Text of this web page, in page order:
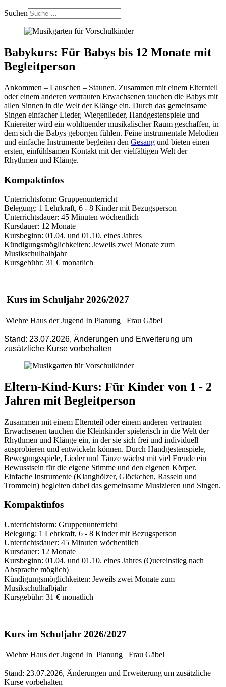
Suchen
Babykurs: Für Babys bis 12 Monate mit
Begleitperson
Ankommen – Lauschen – Staunen. Zusammen mit einem Elternteil
oder einem anderen vertrauten Erwachsenen tauchen die Babys mit
allen Sinnen in die Welt der Klänge ein. Durch das gemeinsame
Singen einfacher Lieder, Wiegenlieder, Handgestenspiele und
Kniereiter wird ein wohltuender musikalischer Raum geschaffen, in
dem sich die Babys geborgen fühlen. Feine instrumentale Melodien
und einfache Instrumente begleiten den Gesang und bieten einen
ersten, einfühlsamen Kontakt mit der vielfältigen Welt der
Rhythmen und Klänge.
Kompaktinfos
Unterrichtsform: Gruppenunterricht
Belegung: 1 Lehrkraft, 6 - 8 Kinder mit Bezugsperson
Unterrichtsdauer: 45 Minuten wöchentlich
Kursdauer: 12 Monate
Kursbeginn: 01.04. und 01.10. eines Jahres
Kündigungsmöglichkeiten: Jeweils zwei Monate zum
Musikschulhalbjahr
Kursgebühr: 31 € monatlich
Kurs im Schuljahr 2026/2027
Wiehre Haus der Jugend In Planung Frau Gäbel
Stand: 23.07.2026, Änderungen und Erweiterung um
zusätzliche Kurse vorbehalten
Eltern-Kind-Kurs: Für Kinder von 1 - 2
Jahren mit Begleitperson
Zusammen mit einem Elternteil oder einem anderen vertrauten
Erwachsenen tauchen die Kleinkinder spielerisch in die Welt der
Rhythmen und Klänge ein, in der sie sich frei und individuell
ausprobieren und entwickeln können. Durch Handgestenspiele,
Bewegungsspiele, Lieder und Tänze wächst mit viel Freude ein
Bewusstsein für die eigene Stimme und den eigenen Körper.
Einfache Instrumente (Klanghölzer, Glöckchen, Rasseln und
Trommeln) begleiten dabei das gemeinsame Musizieren und Singen.
Kompaktinfos
Unterrichtsform: Gruppenunterricht
Belegung: 1 Lehrkraft, 6 - 8 Kinder mit Bezugsperson
Unterrichtsdauer: 45 Minuten wöchentlich
Kursdauer: 12 Monate
Kursbeginn: 01.04. und 01.10. eines Jahres (Quereinstieg nach
Absprache möglich)
Kündigungsmöglichkeiten: Jeweils zwei Monate zum
Musikschulhalbjahr
Kursgebühr: 31 € monatlich
Kurs im Schuljahr 2026/2027
Wiehre Haus der Jugend In Planung Frau Gäbel
Stand: 23.07.2026, Änderungen und Erweiterung um zusätzliche
Kurse vorbehalten